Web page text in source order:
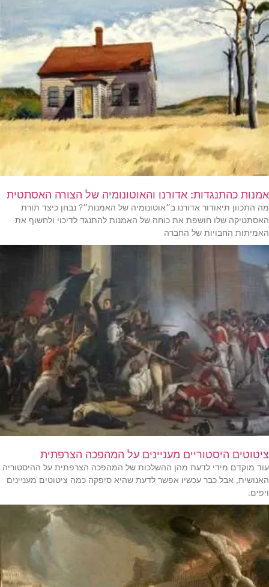
אמנות כהתנגדות: אדורנו והאוטונומיה של הצורה האסתטית
מה התכוון תיאודור אדורנו ב״אוטונומיה של האמנות״? נבחן כיצד תורת
האסתטיקה שלו חושפת את כוחה של האמנות להתנגד לדיכוי ולחשוף את
האמיתות החבויות של החברה
ציטוטים היסטוריים מעניינים על המהפכה הצרפתית
עוד מוקדם מידי לדעת מהן ההשלכות של המהפכה הצרפתית על ההיסטוריה
האנושית, אבל כבר עכשיו אפשר לדעת שהיא סיפקה כמה ציטוטים מעניינים
ויפים.